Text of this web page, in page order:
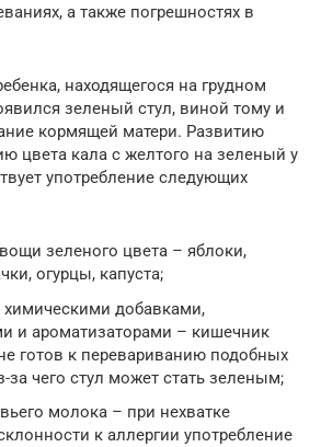
а также погрешностях в
находящегося на грудном
зеленый стул, виной тому и
кормящей матери. Развитию
цвета кала с желтого на зеленый у
употребление следующих
зеленого цвета – яблоки,
огурцы, капуста;
химическими добавками,
и ароматизаторами – кишечник
готов к перевариванию подобных
за чего стул может стать зеленым;
молока – при нехватке
к аллергии употребление